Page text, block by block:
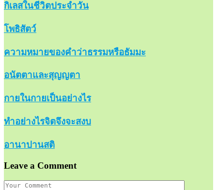
กิเลสในชีวิตประจำวัน
โพธิสัตว์
ความหมายของคำว่าธรรมหรือธัมมะ
อนัตตาและสุญญตา
กายในกายเป็นอย่างไร
ทำอย่างไรจิตจึงจะสงบ
อานาปานสติ
Leave a Comment